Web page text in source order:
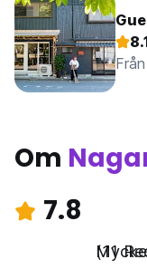
Om
7.8
(11